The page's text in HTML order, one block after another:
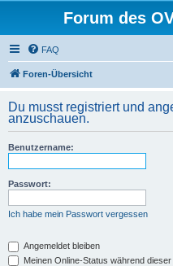
Forum des
FAQ
Foren-Übersicht
Du musst registriert und
anzuschauen.
Benutzername:
Passwort:
Ich habe mein Passwort vergessen
Angemeldet bleiben
Meinen Online-Status während